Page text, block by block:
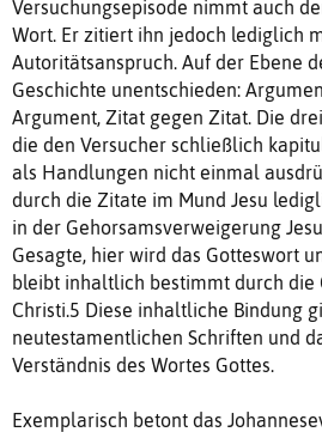
Versuchungsepisode nimmt auch
Wort. Er zitiert ihn jedoch lediglich
Autoritätsanspruch. Auf der Ebene
Geschichte unentschieden:
Argument, Zitat gegen Zitat. Die
die den Versucher schließlich
als Handlungen nicht einmal
durch die Zitate im Mund Jesu
in der Gehorsamsverweigerung
Gesagte, hier wird das Gotteswort
bleibt inhaltlich bestimmt durch die
Christi.5 Diese inhaltliche Bindung
neutestamentlichen Schriften und
Verständnis des Wortes Gottes.
Exemplarisch betont das